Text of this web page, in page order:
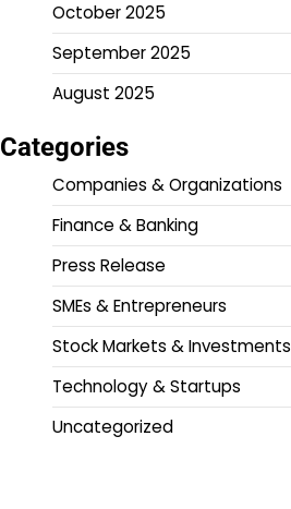
October 2025
September 2025
August 2025
Categories
Companies & Organizations
Finance & Banking
Press Release
SMEs & Entrepreneurs
Stock Markets & Investments
Technology & Startups
Uncategorized